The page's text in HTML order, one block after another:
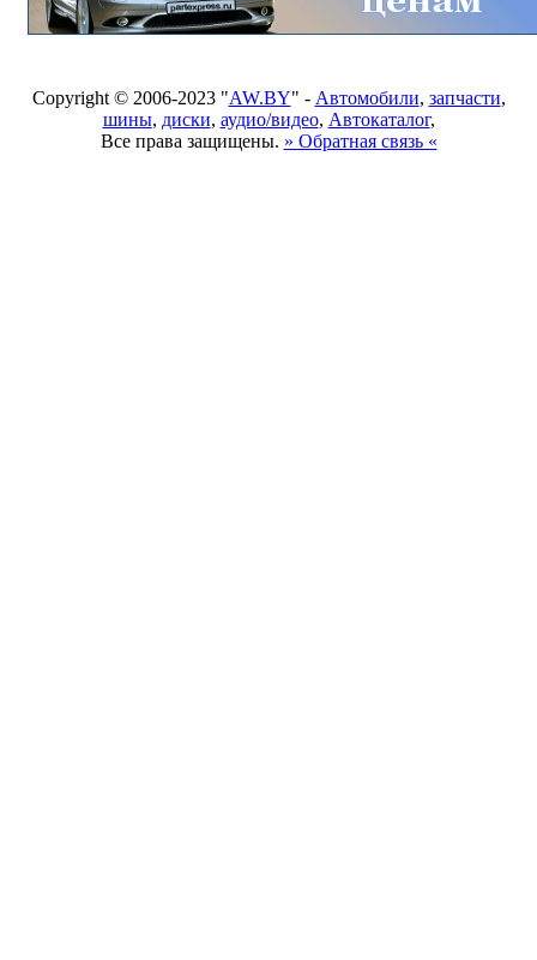
Copyright © 2006-2023 "AW.BY" - Автомобили, запчасти,
шины, диски, аудио/видео, Автокаталог,
Все права защищены. » Обратная связь «